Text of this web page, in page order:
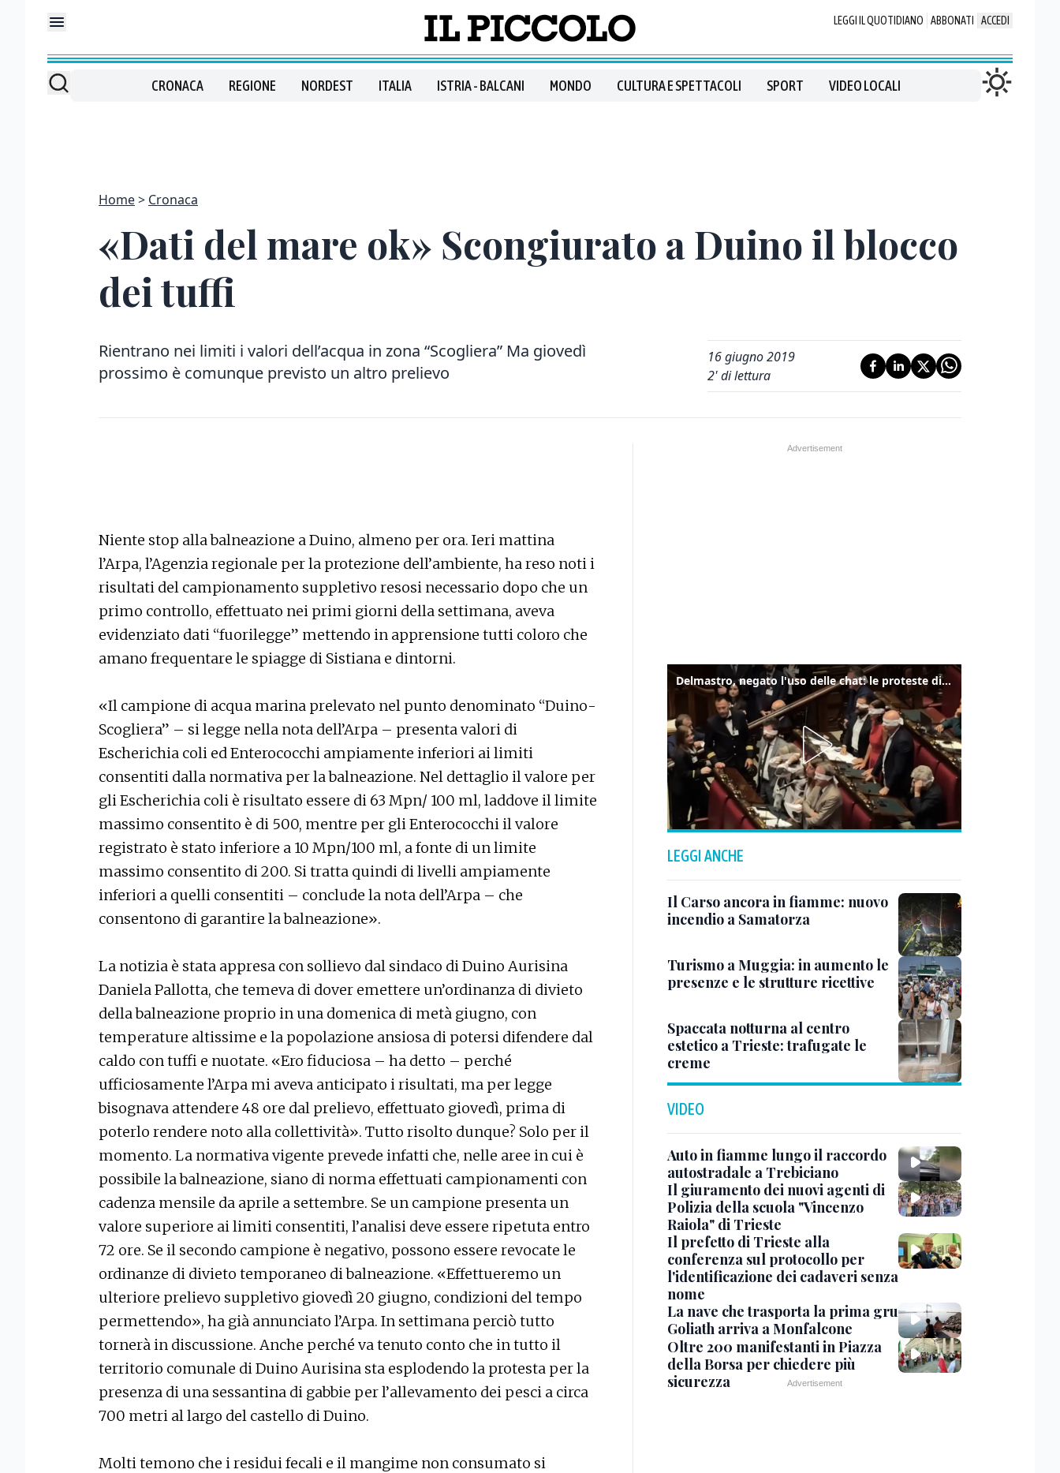
LEGGI IL QUOTIDIANO ABBONATI ACCEDI
CRONACA REGIONE NORDEST ITALIA ISTRIA - BALCANI MONDO CULTURA E SPETTACOLI SPORT VIDEO LOCALI
Home Cronaca
«Dati del mare ok» Scongiurato a Duino il blocco
dei tuffi
Rientrano nei limiti i valori dell’acqua in zona “Scogliera” Ma giovedì
prossimo è comunque previsto un altro prelievo
16 giugno 2019
2' di lettura
Niente stop alla balneazione a Duino, almeno per ora. Ieri mattina
l’Arpa, l’Agenzia regionale per la protezione dell’ambiente, ha reso noti i
risultati del campionamento suppletivo resosi necessario dopo che un
primo controllo, effettuato nei primi giorni della settimana, aveva
evidenziato dati “fuorilegge” mettendo in apprensione tutti coloro che
amano frequentare le spiagge di Sistiana e dintorni.
«Il campione di acqua marina prelevato nel punto denominato “Duino-
Scogliera” – si legge nella nota dell’Arpa – presenta valori di
Escherichia coli ed Enterococchi ampiamente inferiori ai limiti
consentiti dalla normativa per la balneazione. Nel dettaglio il valore per
gli Escherichia coli è risultato essere di 63 Mpn/ 100 ml, laddove il limite
massimo consentito è di 500, mentre per gli Enterococchi il valore
registrato è stato inferiore a 10 Mpn/100 ml, a fonte di un limite
massimo consentito di 200. Si tratta quindi di livelli ampiamente
inferiori a quelli consentiti – conclude la nota dell’Arpa – che
consentono di garantire la balneazione».
La notizia è stata appresa con sollievo dal sindaco di Duino Aurisina
Daniela Pallotta, che temeva di dover emettere un’ordinanza di divieto
della balneazione proprio in una domenica di metà giugno, con
temperature altissime e la popolazione ansiosa di potersi difendere dal
caldo con tuffi e nuotate. «Ero fiduciosa – ha detto – perché
ufficiosamente l’Arpa mi aveva anticipato i risultati, ma per legge
bisognava attendere 48 ore dal prelievo, effettuato giovedì, prima di
poterlo rendere noto alla collettività». Tutto risolto dunque? Solo per il
momento. La normativa vigente prevede infatti che, nelle aree in cui è
possibile la balneazione, siano di norma effettuati campionamenti con
cadenza mensile da aprile a settembre. Se un campione presenta un
valore superiore ai limiti consentiti, l’analisi deve essere ripetuta entro
72 ore. Se il secondo campione è negativo, possono essere revocate le
ordinanze di divieto temporaneo di balneazione. «Effettueremo un
ulteriore prelievo suppletivo giovedì 20 giugno, condizioni del tempo
permettendo», ha già annunciato l’Arpa. In settimana perciò tutto
tornerà in discussione. Anche perché va tenuto conto che in tutto il
territorio comunale di Duino Aurisina sta esplodendo la protesta per la
presenza di una sessantina di gabbie per l’allevamento dei pesci a circa
700 metri al largo del castello di Duino.
Molti temono che i residui fecali e il mangime non consumato si
Delmastro, negato l'uso delle chat: le proteste di Avs e M5s
LEGGI ANCHE
Il Carso ancora in fiamme: nuovo
incendio a Samatorza
Turismo a Muggia: in aumento le
presenze e le strutture ricettive
Spaccata notturna al centro
estetico a Trieste: trafugate le
creme
VIDEO
Auto in fiamme lungo il raccordo
autostradale a Trebiciano
Il giuramento dei nuovi agenti di
Polizia della scuola "Vincenzo
Raiola" di Trieste
Il prefetto di Trieste alla
conferenza sul protocollo per
l'identificazione dei cadaveri senza
nome
La nave che trasporta la prima gru
Goliath arriva a Monfalcone
Oltre 200 manifestanti in Piazza
della Borsa per chiedere più
sicurezza